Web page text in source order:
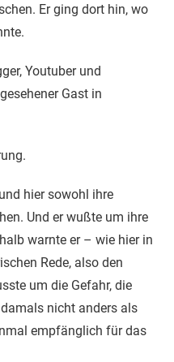
Er ging dort hin, wo
Youtuber und
Gast in
hier sowohl ihre
Und er wußte um ihre
warnte er – wie hier in
Rede, also den
um die Gefahr, die
nicht anders als
empfänglich für das